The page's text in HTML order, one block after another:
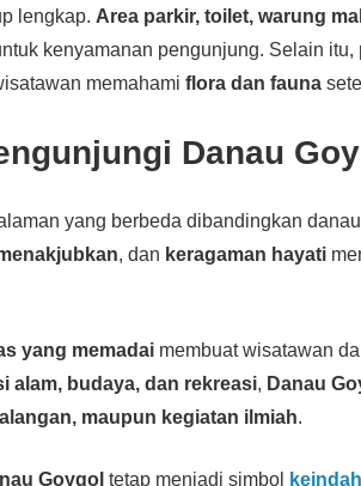
lengkap. Area parkir, toilet, warung
kenyamanan pengunjung. Selain itu,
memahamiflora dan fauna
Danau
yang berbeda dibandingkan
, dan keragaman hayati
yang memadai membuat wisatawan
alam, budaya, dan rekreasi, Danau
maupun kegiatan ilmiah.
Goygol tetap menjadi simbol